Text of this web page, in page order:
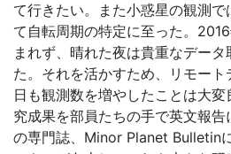
て行きたい。また小惑星の観測
て自転周期の特定に至った。
まれず、晴れた夜は貴重なデー
た。それを活かすため、リモー
日も観測数を増やしたことは大
究成果を部員たちの手で英文報
の専門誌、Minor Planet Bulletin